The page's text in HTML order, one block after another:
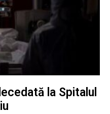
la Spitalul